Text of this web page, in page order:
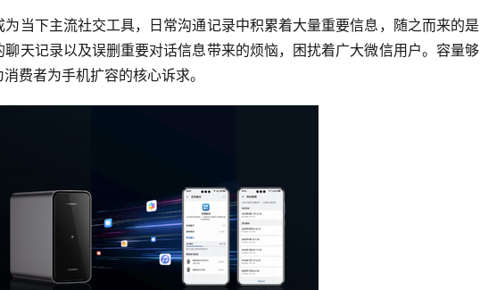
当下主流社交工具，日常沟通记录中积累着大量重要信息，随之而来的是
天记录以及误删重要对话信息带来的烦恼，困扰着广大微信用户。容量够
费者为手机扩容的核心诉求。